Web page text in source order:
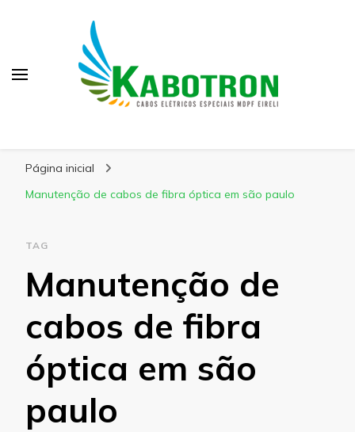
Página inicial
Manutenção de cabos de fibra óptica em são paulo
TAG
Manutenção de
cabos de fibra
óptica em são
paulo